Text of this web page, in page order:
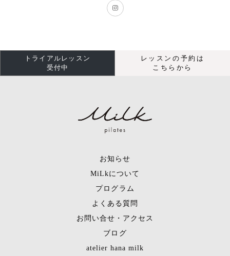
トライアルレッスン
受付中
レッスンの予約は
こちらから
お知らせ
MiLkについて
プログラム
よくある質問
お問い合せ・アクセス
ブログ
atelier hana milk